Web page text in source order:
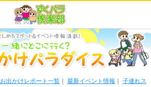
お出かけレポート一覧｜ 最新イベント情報
子連れス